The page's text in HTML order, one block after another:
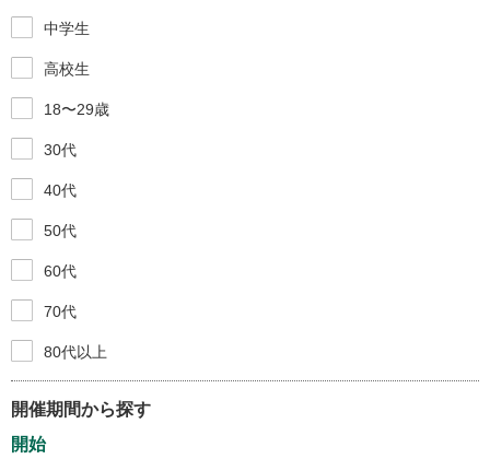
中学生
高校生
18〜29歳
30代
40代
50代
60代
70代
80代以上
開催期間から探す
開始